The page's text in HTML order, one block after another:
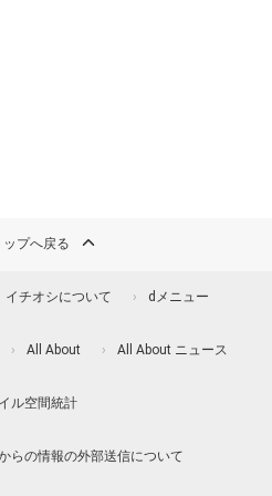
プへ戻る
イチオシについて dメニュー
All About All About ニュース
ル空間統計
らの情報の外部送信について